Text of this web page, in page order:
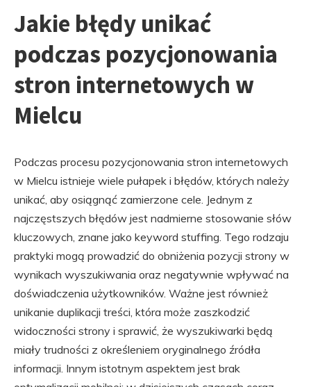
Jakie błędy unikać
podczas pozycjonowania
stron internetowych w
Mielcu
Podczas procesu pozycjonowania stron internetowych
w Mielcu istnieje wiele pułapek i błędów, których należy
unikać, aby osiągnąć zamierzone cele. Jednym z
najczęstszych błędów jest nadmierne stosowanie słów
kluczowych, znane jako keyword stuffing. Tego rodzaju
praktyki mogą prowadzić do obniżenia pozycji strony w
wynikach wyszukiwania oraz negatywnie wpływać na
doświadczenia użytkowników. Ważne jest również
unikanie duplikacji treści, która może zaszkodzić
widoczności strony i sprawić, że wyszukiwarki będą
miały trudności z określeniem oryginalnego źródła
informacji. Innym istotnym aspektem jest brak